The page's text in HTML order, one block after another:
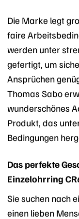
Die Marke legt
faire
werden unter
gefertigt, um
Ansprüchen
Thomas Sabo
wunderschönes
Produkt, das
Bedingungen
Das perfekte
Einzelohrring
Sie suchen nach
einen lieben